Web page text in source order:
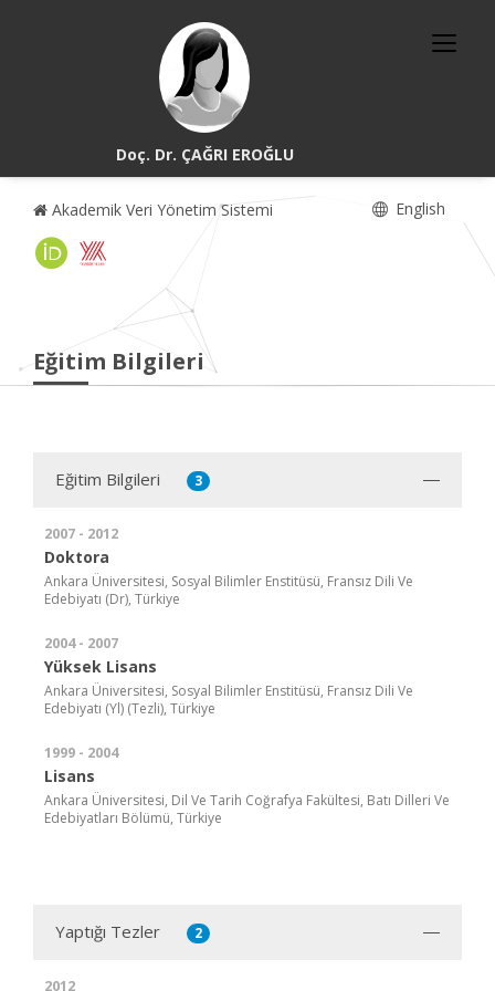
Doç. Dr. ÇAĞRI EROĞLU
Akademik Veri Yönetim Sistemi English
Eğitim Bilgileri
Eğitim Bilgileri 3
2007 - 2012
Doktora
Ankara Üniversitesi, Sosyal Bilimler Enstitüsü, Fransız Dili Ve
Edebiyatı (Dr), Türkiye
2004 - 2007
Yüksek Lisans
Ankara Üniversitesi, Sosyal Bilimler Enstitüsü, Fransız Dili Ve
Edebiyatı (Yl) (Tezli), Türkiye
1999 - 2004
Lisans
Ankara Üniversitesi, Dil Ve Tarih Coğrafya Fakültesi, Batı Dilleri Ve
Edebiyatları Bölümü, Türkiye
Yaptığı Tezler 2
2012